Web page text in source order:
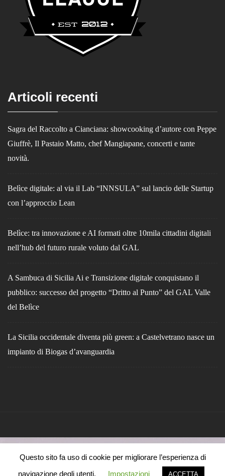
Articoli recenti
Sagra del Raccolto a Cianciana: showcooking d’autore con Peppe
Giuffrè, Il Pastaio Matto, chef Mangiapane, concerti e tante
novità.
Belìce digitale: al via il Lab “INNSULA” sul lancio delle Startup
con l’approccio Lean
Belìce: tra innovazione e AI formati oltre 10mila cittadini digitali
nell’hub del futuro rurale voluto dal GAL
A Sambuca di Sicilia Ai e Transizione digitale conquistano il
pubblico: successo del progetto “Dritto al Punto” del GAL Valle
del Belìce
La Sicilia occidentale diventa più green: a Castelvetrano nasce un
impianto di Biogas d’avanguardia
Questo sito fa uso di cookie per migliorare l’esperienza di
navigazione degli utenti.
Impostazioni ACCETTA